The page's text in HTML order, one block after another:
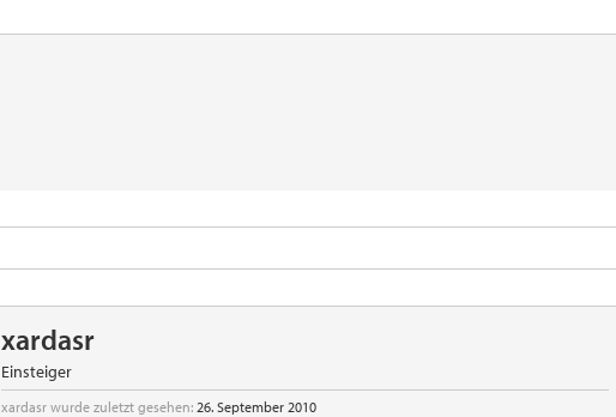
xardasr
Einsteiger
xardasr wurde zuletzt gesehen: 26. September 2010